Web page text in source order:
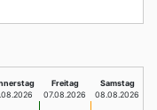
Freitag
07.08.2026
Samstag
08.08.2026